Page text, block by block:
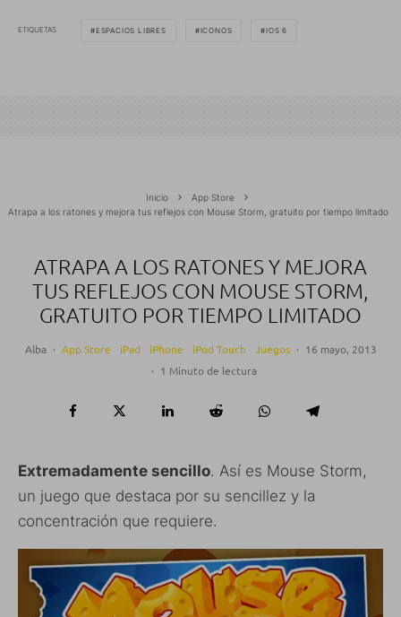
ETIQUETAS ESPACIOS LIBRES ICONOS IOS 6
Inicio
App Store
Atrapa a los ratones y mejora tus reflejos con Mouse Storm, gratuito por tiempo limitado
ATRAPA A LOS RATONES Y MEJORA
TUS REFLEJOS CON MOUSE STORM,
GRATUITO POR TIEMPO LIMITADO
Alba · App Store iPad iPhone iPod Touch Juegos · 16 mayo, 2013
· 1 Minuto de lectura
Extremadamente sencillo. Así es Mouse Storm,
un juego que destaca por su sencillez y la
concentración que requiere.